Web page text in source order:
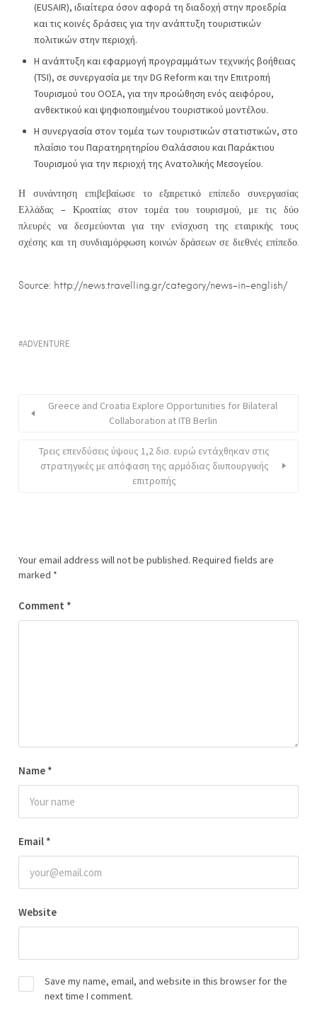
(EUSAIR), ιδιαίτερα όσον αφορά τη διαδοχή στην προεδρία
και τις κοινές δράσεις για την ανάπτυξη τουριστικών
πολιτικών στην περιοχή.
Η ανάπτυξη και εφαρμογή προγραμμάτων τεχνικής βοήθειας
(TSI), σε συνεργασία με την DG Reform και την Επιτροπή
Τουρισμού του ΟΟΣΑ, για την προώθηση ενός αειφόρου,
ανθεκτικού και ψηφιοποιημένου τουριστικού μοντέλου.
Η συνεργασία στον τομέα των τουριστικών στατιστικών, στο
πλαίσιο του Παρατηρητηρίου Θαλάσσιου και Παράκτιου
Τουρισμού για την περιοχή της Ανατολικής Μεσογείου.
Η συνάντηση επιβεβαίωσε το εξαιρετικό επίπεδο συνεργασίας
Ελλάδας – Κροατίας στον τομέα του τουρισμού, με τις δύο
πλευρές να δεσμεύονται για την ενίσχυση της εταιρικής τους
σχέσης και τη συνδιαμόρφωση κοινών δράσεων σε διεθνές επίπεδο.
Source: http://news.travelling.gr/category/news-in-english/
ADVENTURE
Greece and Croatia Explore Opportunities for Bilateral
Collaboration at ITB Berlin
Τρεις επενδύσεις ύψους 1,2 δισ. ευρώ εντάχθηκαν στις
στρατηγικές με απόφαση της αρμόδιας διυπουργικής
επιτροπής
Your email address will not be published. Required fields are
marked *
Comment *
Name *
Email *
Website
Save my name, email, and website in this browser for the
next time I comment.